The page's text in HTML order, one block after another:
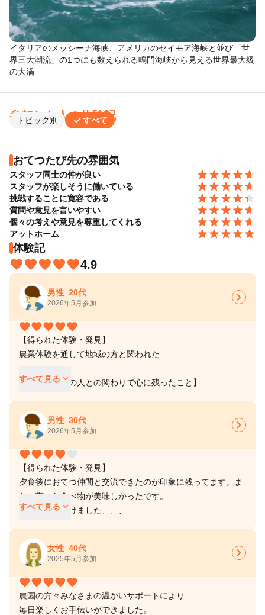
イタリアのメッシーナ海峡、アメリカのセイモア海峡と並び「世
界三大潮流」の1つにも数えられる鳴門海峡から見える世界最大級
の大渦
参加した人の体験記
トピック別 checkすべて
おてつたび先の雰囲気
スタッフ同士の仲が良い grade
gradegrade
gradegrade
gradegrade
gradegrade
grade
スタッフが楽しそうに働いている grade
gradegrade
gradegrade
gradegrade
gradegrade
grade
挑戦することに寛容である grade
gradegrade
gradegrade
gradegrade
gradegrade
grade
質問や意見を言いやすい grade
gradegrade
gradegrade
gradegrade
gradegrade
grade
個々の考えや意見を尊重してくれる grade
gradegrade
gradegrade
gradegrade
gradegrade
grade
アットホーム grade
gradegrade
gradegrade
gradegrade
gradegrade
grade
体験記
favorite
favoritefavorite
favoritefavorite
favoritefavorite
favoritefavorite
favorite4.9
男性 20代
2026年5月参加 chevron_right
favorite
favoritefavorite
favoritefavorite
favoritefavorite
favoritefavorite
favorite
【得られた体験・発見】
農業体験を通して地域の方と関われた
【地域や現場の人との関わりで心に残ったこと】
すべて見る keyboard_arrow_down
男性 30代
2026年5月参加 chevron_right
favorite
favoritefavorite
favoritefavorite
favoritefavorite
favoritefavorite
【得られた体験・発見】
夕食後におてつ仲間と交流できたのが印象に残ってます。ま
た、貰った食べ物が美味しかったです。
鳴門競艇は負けました、、、
【地域や現場の人との関わりで心に残ったこと】
仕事の合間の休憩でコーヒー飲みながらお菓子食べて、みん
なでまったりしてたのが毎日の癒しでした。
すべて見る keyboard_arrow_down
女性 40代
2025年5月参加 chevron_right
favorite
favoritefavorite
favoritefavorite
favoritefavorite
favoritefavorite
favorite
農園の方々みなさまの温かいサポートにより
毎日楽しくお手伝いができました。